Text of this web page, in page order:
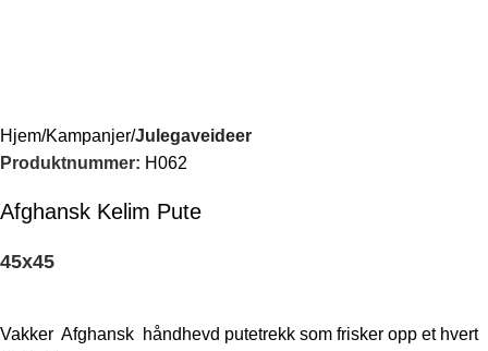
Hjem Kampanjer Julegaveideer
Produktnummer: H062
Afghansk Kelim Pute
45x45
Vakker Afghansk håndhevd putetrekk som frisker opp et hvert